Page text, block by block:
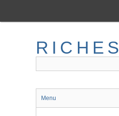
main
RICHES
Menu